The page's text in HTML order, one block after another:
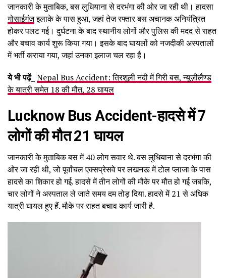
जानकारी के मुताबिक, बस लुधियाना से दरभंगा की ओर जा रही थी। हादसा
गोसाईगंजइलाके के पास हुआ, जहां तेज रफ्तार बस अचानक अनियंत्रित
होकर पलट गई। दुर्घटना के बाद स्थानीय लोगों और पुलिस की मदद से राहत
और बचाव कार्य शुरू किया गया। इसके बाद घायलों को नजदीकी अस्पतालों
में भर्ती कराया गया, जहां उनका इलाज चल रहा है।
ये भी पढ़ें_ Nepal Bus Accident: त्रिशूली नदी में गिरी बस, न्यूज़ीलैण्ड
के यात्री समेत 18 की मौत, 28 घायल
Lucknow Bus Accident-हादसे में 7
लोगों की मौत 21 घायल
जानकारी के मुताबिक बस में 40 लोग सवार थे. बस लुधियाना से दरभंगा की
ओर जा रही थी, जो पूर्वांचल एक्सप्रेसवे पर लखनऊ में टोल प्लाजा के पास
हादसे का शिकार हो गई. हादसे में तीन लोगों की मौके पर मौत हो गई जबकि,
चार लोगों ने अस्पताल ले जाते समय दम तोड़ दिया. हादसे में 21 से अधिक
यात्री घायल हुए हैं. मौके पर राहत बचाव कार्य जारी है.